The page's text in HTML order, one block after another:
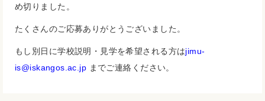
め切りました。
たくさんのご応募ありがとうございました。
もし別日に学校説明・見学を希望される方はjimu-
is@iskangos.ac.jp までご連絡ください。